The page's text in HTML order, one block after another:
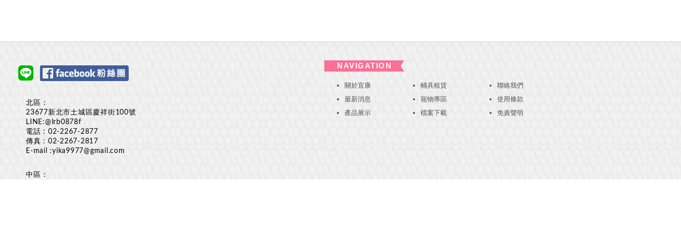
北區：
23677新北市土城區慶祥街100號
LINE:@lrb0878f
電話 : 02-2267-2877
傳真 : 02-2267-2817
E-mail :yika9977@gmail.com
中區：
NAVIGATION
關於宜康
最新消息
產品展示
輔具租賃
寵物專區
檔案下載
聯絡我們
使用條款
免責聲明